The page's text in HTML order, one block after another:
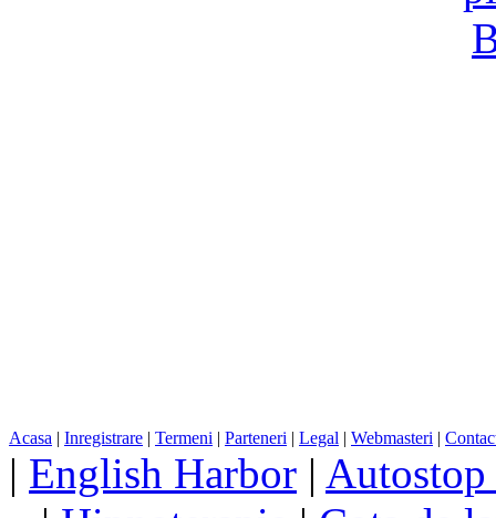
Acasa | Inregistrare | Termeni | Parteneri | Legal | Webmasteri |
| English Harbor |